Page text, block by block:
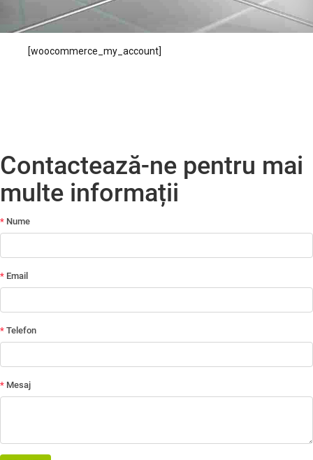
[woocommerce_my_account]